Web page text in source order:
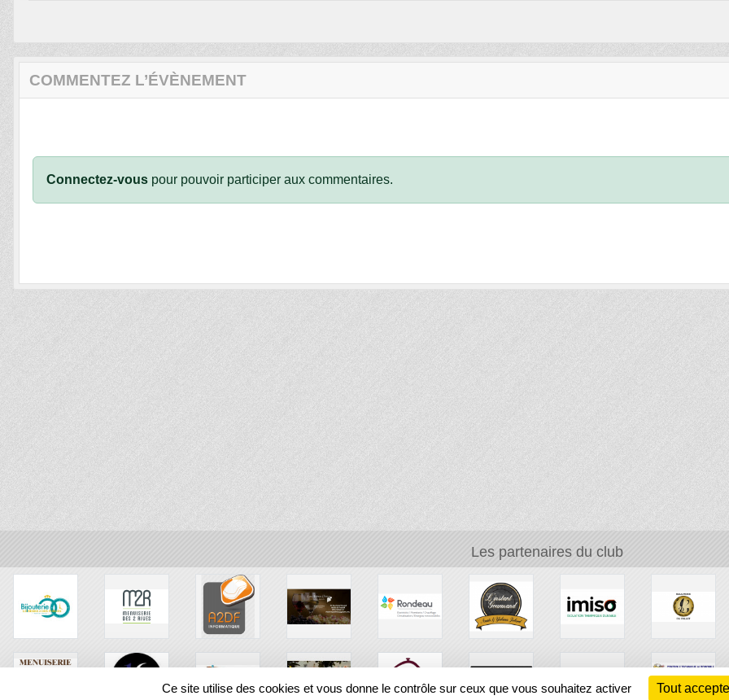
COMMENTEZ L’ÉVÈNEMENT
Connectez-vous pour pouvoir participer aux commentaires.
Les partenaires du club
Ce site utilise des cookies et vous donne le contrôle sur ceux que vous souhaitez activer Tout